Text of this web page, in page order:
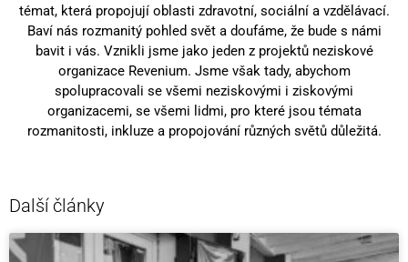
témat, která propojují oblasti zdravotní, sociální a vzdělávací.
Baví nás rozmanitý pohled svět a doufáme, že bude s námi
bavit i vás. Vznikli jsme jako jeden z projektů neziskové
organizace Revenium. Jsme však tady, abychom
spolupracovali se všemi neziskovými i ziskovými
organizacemi, se všemi lidmi, pro které jsou témata
rozmanitosti, inkluze a propojování různých světů důležitá.
Další články